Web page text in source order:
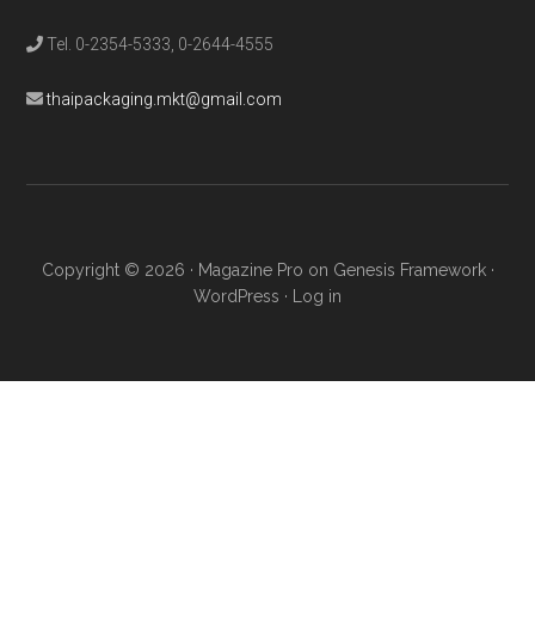
Tel. 0-2354-5333, 0-2644-4555
thaipackaging.mkt@gmail.com
Copyright © 2026 · Magazine Pro on Genesis Framework·
WordPress · Log in